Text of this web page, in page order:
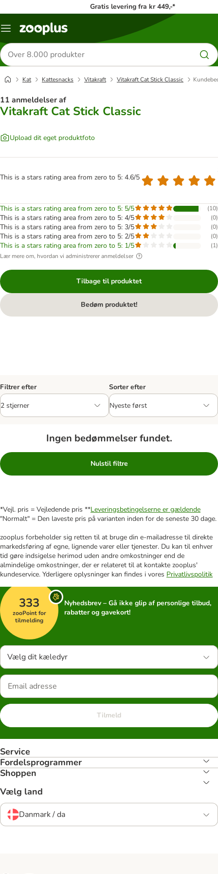
Gratis levering fra kr 449,-*
Menu
Søg
efter
produkter
Kat Kattesnacks Vitakraft Vitakraft Cat Stick Classic
11 anmeldelser af
Vitakraft Cat Stick Classic
Upload dit eget produktfoto
This is a stars rating area from zero to 5: 4.6/5
This is a stars rating area from zero to 5: 5/5 (10)
This is a stars rating area from zero to 5: 4/5 (0)
This is a stars rating area from zero to 5: 3/5 (0)
This is a stars rating area from zero to 5: 2/5 (0)
This is a stars rating area from zero to 5: 1/5 (1)
Lær mere om, hvordan vi administrerer anmeldelser
Tilbage til produktet
Bedøm produktet!
Filtrer efter Sorter efter
Ingen bedømmelser fundet.
Nulstil filtre
*Vejl. pris = Vejledende pris **Leveringsbetingelserne er gældende
"Normalt" = Den laveste pris på varianten inden for de seneste 30 dage.
zooplus forbeholder sig retten til at bruge din e-mailadresse til direkte
markedsføring af egne, lignende varer eller tjenester. Du kan til enhver
tid gøre indsigelse herimod uden andre omkostninger end de
almindelige omkostninger, der er relateret til at kontakte zooplus'
kundeservice. Yderligere oplysninger kan findes i vores Privatlivspolitik
333
zooPoint for
tilmelding
Nyhedsbrev – Gå ikke glip af personlige tilbud,
rabatter og gavekort!
Vælg dit kæledyr
Tilmeld
Service
Fordelsprogrammer
Shoppen
Vælg land
Danmark / da